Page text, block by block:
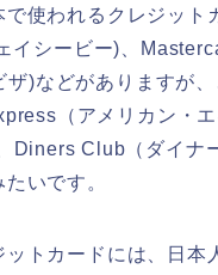
で使われるクレジット
イシービー)、
ザ)などがありますが、
（アメリカン・
Diners Club（ダイナ
いです。
ットカードには、日本